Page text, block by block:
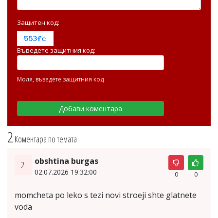
2 Коментара по темата
2. obshtina burgas
02.07.2026 19:32:00 0 0
momcheta po leko s tezi novi stroeji shte glatnete
voda
Защитен код:
Въведете защитния код:
Моля, въведете защитния код